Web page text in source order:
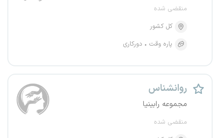
منقضی شده
کل کشور
پاره وقت
دورکاری
روانشناس
مجموعه رابینیا
منقضی شده